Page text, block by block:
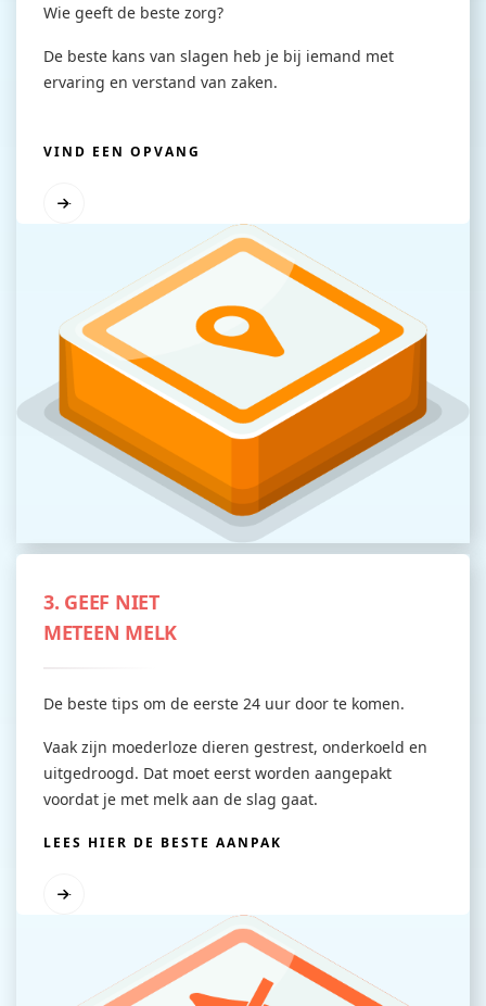
Wie geeft de beste zorg?
De beste kans van slagen heb je bij iemand met
ervaring en verstand van zaken.
VIND EEN OPVANG
3. GEEF NIET
METEEN MELK
De beste tips om de eerste 24 uur door te komen.
Vaak zijn moederloze dieren gestrest, onderkoeld en
uitgedroogd. Dat moet eerst worden aangepakt
voordat je met melk aan de slag gaat.
LEES HIER DE BESTE AANPAK